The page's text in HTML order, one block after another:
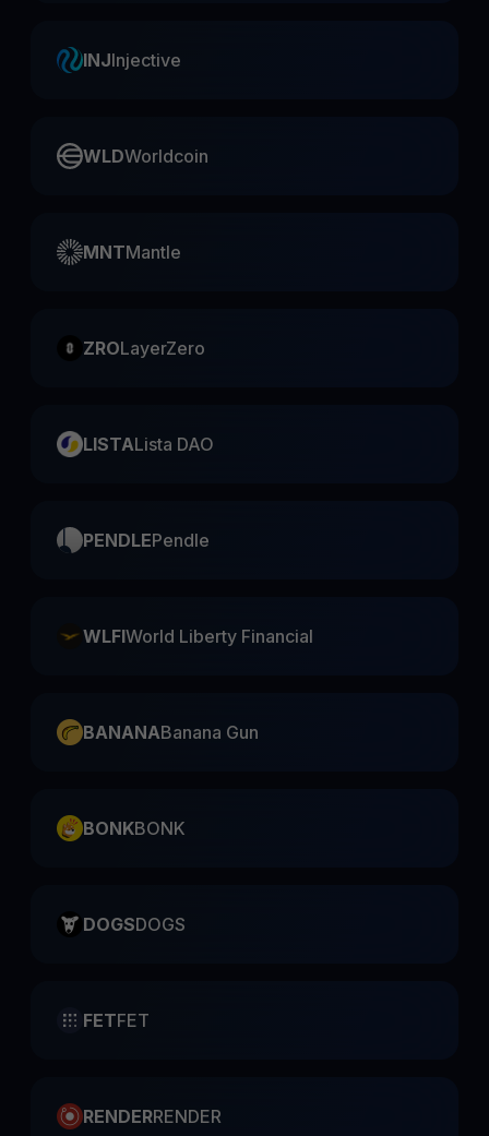
INJInjective
WLDWorldcoin
MNTMantle
ZROLayerZero
LISTALista DAO
PENDLEPendle
WLFIWorld Liberty Financial
BANANABanana Gun
BONKBONK
DOGSDOGS
FETFET
RENDERRENDER